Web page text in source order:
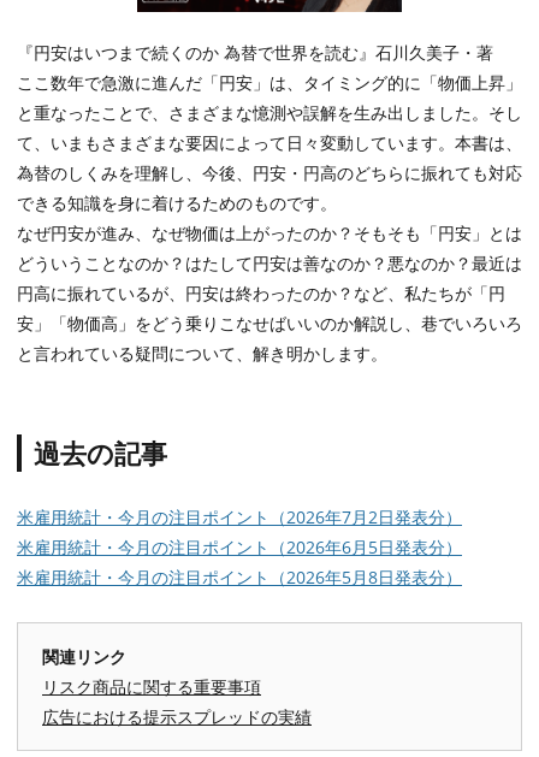
『円安はいつまで続くのか 為替で世界を読む』石川久美子・著
ここ数年で急激に進んだ「円安」は、タイミング的に「物価上昇」
と重なったことで、さまざまな憶測や誤解を生み出しました。そし
て、いまもさまざまな要因によって日々変動しています。本書は、
為替のしくみを理解し、今後、円安・円高のどちらに振れても対応
できる知識を身に着けるためのものです。
なぜ円安が進み、なぜ物価は上がったのか？そもそも「円安」とは
どういうことなのか？はたして円安は善なのか？悪なのか？最近は
円高に振れているが、円安は終わったのか？など、私たちが「円
安」「物価高」をどう乗りこなせばいいのか解説し、巷でいろいろ
と言われている疑問について、解き明かします。
過去の記事
米雇用統計・今月の注目ポイント（2026年7月2日発表分）
米雇用統計・今月の注目ポイント（2026年6月5日発表分）
米雇用統計・今月の注目ポイント（2026年5月8日発表分）
関連リンク
リスク商品に関する重要事項
広告における提示スプレッドの実績